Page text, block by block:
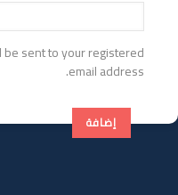
sent to your registered
email address.